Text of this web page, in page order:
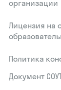
организации
Лицензия на
Политика
Документ